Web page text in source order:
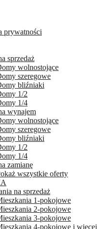
prywatności
sprzedaż
wolnostojące
szeregowe
bliźniaki
1/2
1/4
wynajem
wolnostojące
szeregowe
bliźniaki
1/2
1/4
zamianę
wszystkie oferty
na sprzedaż
1-pokojowe
2-pokojowe
3-pokojowe
4-pokojowe i więcej